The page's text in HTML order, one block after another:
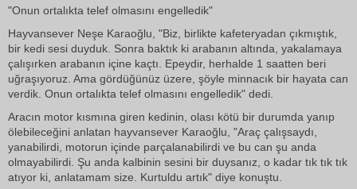
"Onun ortalıkta telef olmasını engelledik"
Hayvansever Neşe Karaoğlu, "Biz, birlikte kafeteryadan çıkmıştık,
bir kedi sesi duyduk. Sonra baktık ki arabanın altında, yakalamaya
çalışırken arabanın içine kaçtı. Epeydir, herhalde 1 saatten beri
uğraşıyoruz. Ama gördüğünüz üzere, şöyle minnacık bir hayata can
verdik. Onun ortalıkta telef olmasını engelledik" dedi.
Aracın motor kısmına giren kedinin, olası kötü bir durumda yanıp
ölebileceğini anlatan hayvansever Karaoğlu, "Araç çalışsaydı,
yanabilirdi, motorun içinde parçalanabilirdi ve bu can şu anda
olmayabilirdi. Şu anda kalbinin sesini bir duysanız, o kadar tık tık tık
atıyor ki, anlatamam size. Kurtuldu artık" diye konuştu.